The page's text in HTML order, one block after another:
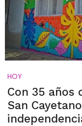
HOY
Con 35 años
San